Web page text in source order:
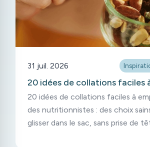
31 juil. 2026
20 idées de collations faciles
20 idées de collations faciles à
des nutritionnistes : des choix
glisser dans le sac, sans prise de